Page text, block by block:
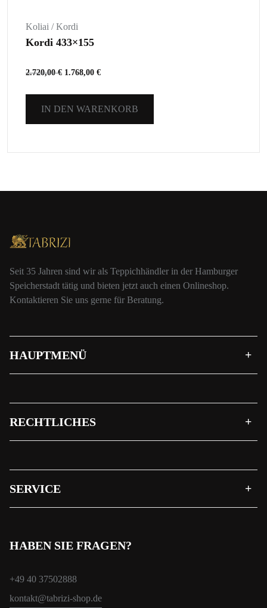
Koliai / Kordi
Kordi 433×155
2.720,00€ 1.768,00 €
IN DEN WARENKORB
Seit 35 Jahren sind wir als Teppichhändler in der Hamburger
Speicherstadt tätig und bieten jetzt auch einen Onlineshop.
Kontaktieren Sie uns gerne für Beratung.
HAUPTMENÜ
RECHTLICHES
SERVICE
HABEN SIE FRAGEN?
+49 40 37502888
kontakt@tabrizi-shop.de